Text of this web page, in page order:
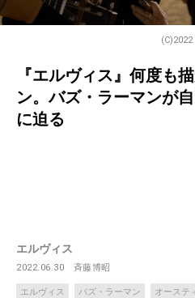
『エルヴィス』何度も
ン。バズ・ラーマンが
に迫る
エルヴィス
2022.06.30 斉藤博昭
エルヴィス バズ・ラーマン オーステ